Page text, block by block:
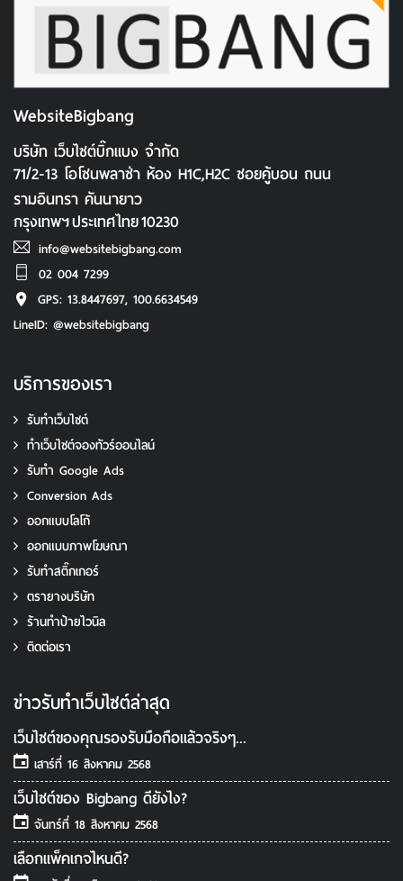
WebsiteBigbang
บริษัท เว็บไซต์บิ๊กแบง จำกัด
71/2-13 โอโซนพลาซ่า ห้อง H1C,H2C ซอยคู้บอน ถนน
รามอินทรา คันนายาว
กรุงเทพฯประเทศไทย 10230
info@websitebigbang.com
02 004 7299
GPS: 13.8447697, 100.6634549
LineID: @websitebigbang
บริการของเรา
รับทํา Google Ads
Conversion Ads
ออกแบบโลโก้
ออกแบบภาพโฆษณา
รับทําสติ๊กเกอร์
ตรายางบริษัท
ร้านทำป้ายไวนิล
ติดต่อเรา
ข่าวรับทําเว็บไซต์ล่าสุด
เว็บไซต์ของคุณรองรับมือถือแล้วจริงๆ...
เสาร์ที่ 16 สิงหาคม 2568
เว็บไซต์ของ Bigbang ดียังไง?
จันทร์ที่ 18 สิงหาคม 2568
เลือกแพ็คเกจไหนดี?
พฤหัสที่ 14 สิงหาคม 2568
อ่านข่าวรับทําเว็บไซต์เพิ่มเติม